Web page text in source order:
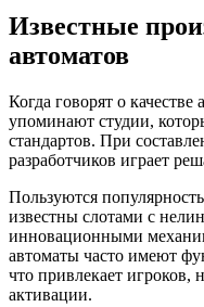
Известные
автоматов
Когда говорят о
упоминают студии,
стандартов. При
разработчиков играет
Пользуются
известны слотами с
инновационными
автоматы часто имеют
что привлекает
активации.